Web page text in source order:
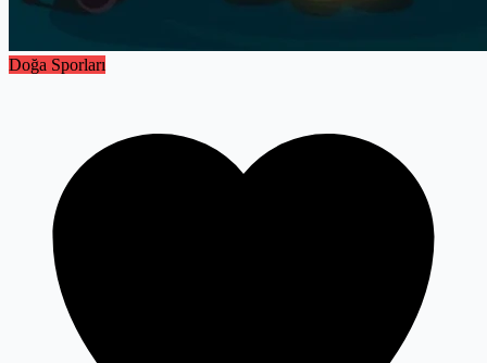
Doğa Sporları